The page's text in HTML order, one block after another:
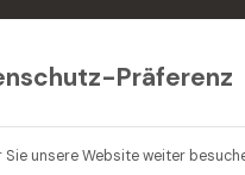
Präferenz
unsere Website weiter